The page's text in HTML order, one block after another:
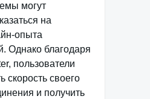
могут
на
опыта
Однако благодаря
пользователи
скорость своего
и получить